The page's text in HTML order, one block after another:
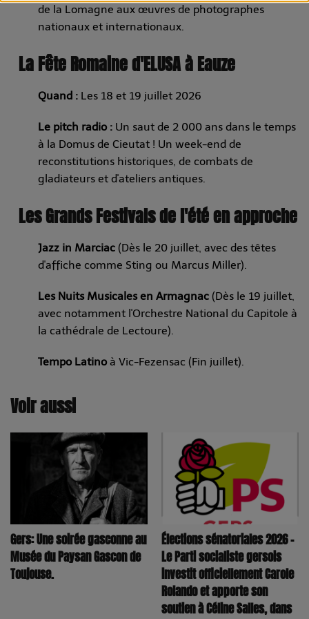
de la Lomagne aux œuvres de photographes
nationaux et internationaux.
La Fête Romaine d'ELUSA à Eauze
Quand : Les 18 et 19 juillet 2026
Le pitch radio : Un saut de 2 000 ans dans le temps
à la Domus de Cieutat ! Un week-end de
reconstitutions historiques, de combats de
gladiateurs et d'ateliers antiques.
Les Grands Festivals de l'été en approche
Jazz in Marciac (Dès le 20 juillet, avec des têtes
d'affiche comme Sting ou Marcus Miller).
Les Nuits Musicales en Armagnac (Dès le 19 juillet,
avec notamment l'Orchestre National du Capitole à
la cathédrale de Lectoure).
Tempo Latino à Vic-Fezensac (Fin juillet).
Voir aussi
Gers: Une soirée gasconne au
Musée du Paysan Gascon de
Toujouse.
Élections sénatoriales 2026 –
Le Parti socialiste gersois
investit officiellement Carole
Rolando et apporte son
soutien à Céline Salles, dans